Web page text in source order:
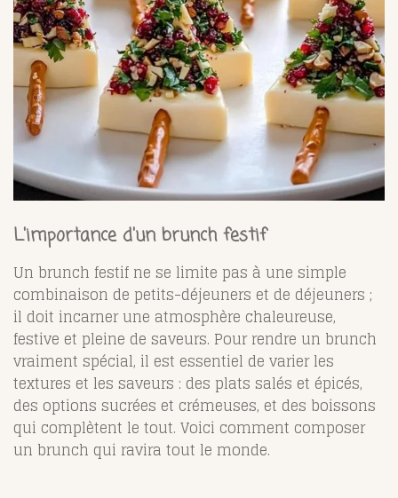
L'importance d'un brunch festif
Un brunch festif ne se limite pas à une simple
combinaison de petits-déjeuners et de déjeuners ;
il doit incarner une atmosphère chaleureuse,
festive et pleine de saveurs. Pour rendre un brunch
vraiment spécial, il est essentiel de varier les
textures et les saveurs : des plats salés et épicés,
des options sucrées et crémeuses, et des boissons
qui complètent le tout. Voici comment composer
un brunch qui ravira tout le monde.